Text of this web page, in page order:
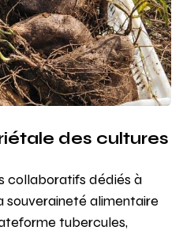
des cultures
collaboratifs dédiés à
souveraineté alimentaire
tubercules,